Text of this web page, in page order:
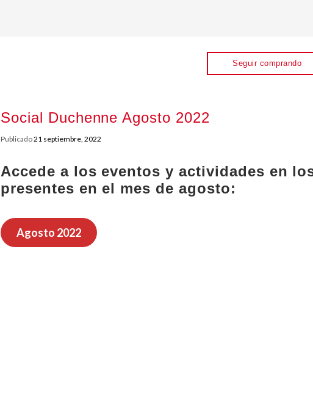
Seguir comprando
Social Duchenne Agosto 2022
Publicado21 septiembre, 2022
Accede a los eventos y actividades en
presentes en el mes de agosto:
Agosto 2022